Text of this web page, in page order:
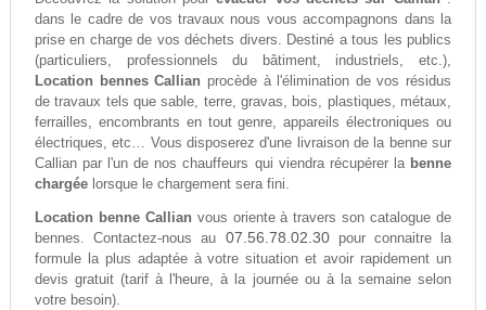
dans le cadre de vos travaux nous vous accompagnons dans la
prise en charge de vos déchets divers. Destiné a tous les publics
(particuliers, professionnels du bâtiment, industriels, etc.),
Location bennes Callian procède à l'élimination de vos résidus
de travaux tels que sable, terre, gravas, bois, plastiques, métaux,
ferrailles, encombrants en tout genre, appareils électroniques ou
électriques, etc… Vous disposerez d'une livraison de la benne sur
Callian par l'un de nos chauffeurs qui viendra récupérer la benne
chargéelorsque le chargement sera fini.
Location benne Callian vous oriente à travers son catalogue de
bennes. Contactez-nous au 07.56.78.02.30pour connaitre la
formule la plus adaptée à votre situation et avoir rapidement un
devis gratuit (tarif à l'heure, à la journée ou à la semaine selon
votre besoin).